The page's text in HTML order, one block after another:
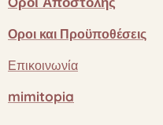
Οροι και Προϋποθέσεις
Επικοινωνία
mimitopia